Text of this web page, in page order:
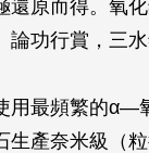
原而得。氧
功行賞，三水
用最頻繁的α—
生產奈米級（